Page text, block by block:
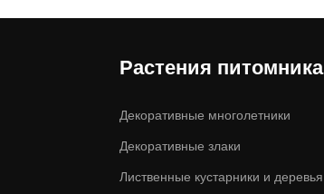
Растения питомника
Декоративные многолетники
Декоративные злаки
Лиственные кустарники и деревья